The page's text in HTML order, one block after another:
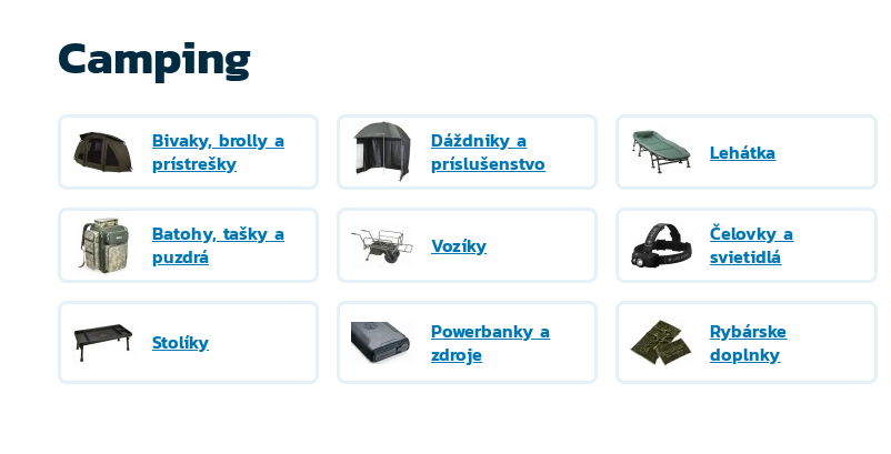
Camping
Bivaky, brolly a
prístrešky
Dáždniky a
príslušenstvo
Lehátka
Batohy, tašky a
puzdrá
Vozíky
Čelovky a
svietidlá
Stolíky
Powerbanky a
zdroje
Rybárske
doplnky